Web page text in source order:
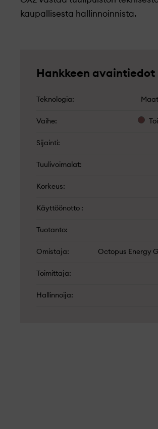
kaupallisesta hallinnoinnista.
Hankkeen avaintiedot
Teknologia
Vaihe
Sijainti
Tuulivoimalat
Korkeus
Käyttöönotto
Tuotanto
Omistaja Octopus Energy
Toimittaja
Hallinnoija